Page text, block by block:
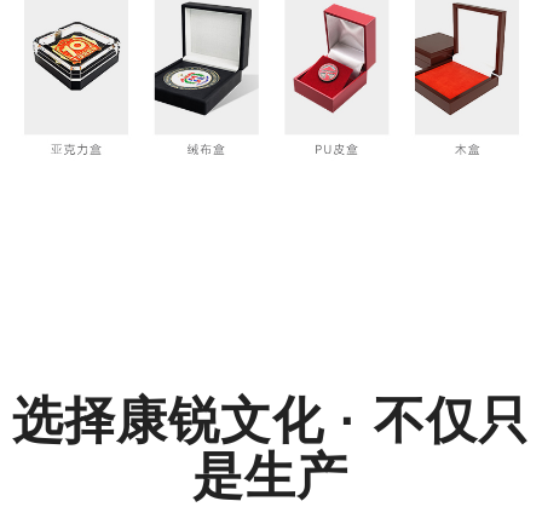
选择康锐文化 · 不仅只
是生产